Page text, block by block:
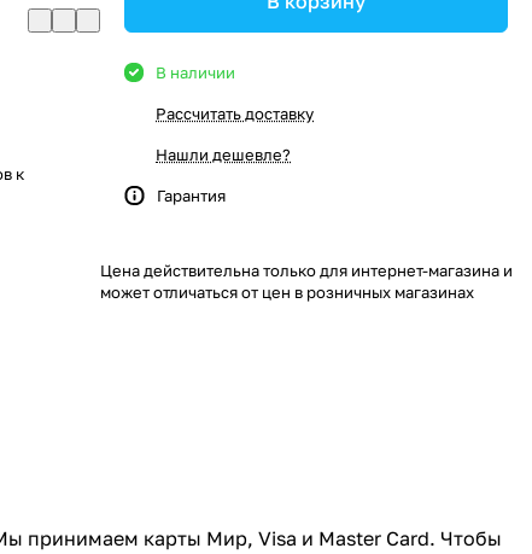
к
В наличии
Рассчитать доставку
Нашли дешевле?
Гарантия
Цена действительна только для интернет-магазина и
может отличаться от цен в розничных магазинах
принимаем карты Мир, Visa и Master Card. Чтобы